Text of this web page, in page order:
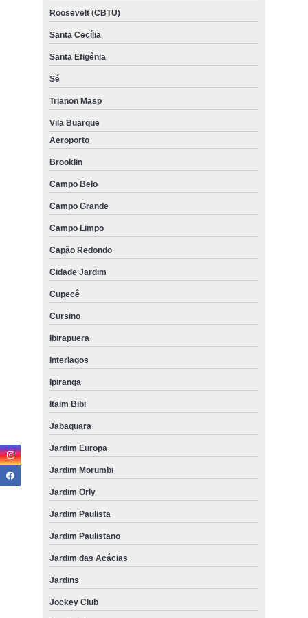
Roosevelt (CBTU)
Santa Cecília
Santa Efigênia
Sé
Trianon Masp
Vila Buarque
Aeroporto
Brooklin
Campo Belo
Campo Grande
Campo Limpo
Capão Redondo
Cidade Jardim
Cupecê
Cursino
Ibirapuera
Interlagos
Ipiranga
Itaim Bibi
Jabaquara
Jardim Europa
Jardim Morumbi
Jardim Orly
Jardim Paulista
Jardim Paulistano
Jardim das Acácias
Jardins
Jockey Club